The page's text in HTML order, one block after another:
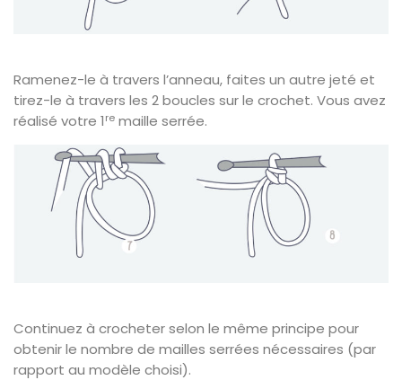
Ramenez-le à travers l’anneau, faites un autre jeté et
tirez-le à travers les 2 boucles sur le crochet. Vous avez
réalisé votre 1re maille serrée.
Continuez à crocheter selon le même principe pour
obtenir le nombre de mailles serrées nécessaires (par
rapport au modèle choisi).